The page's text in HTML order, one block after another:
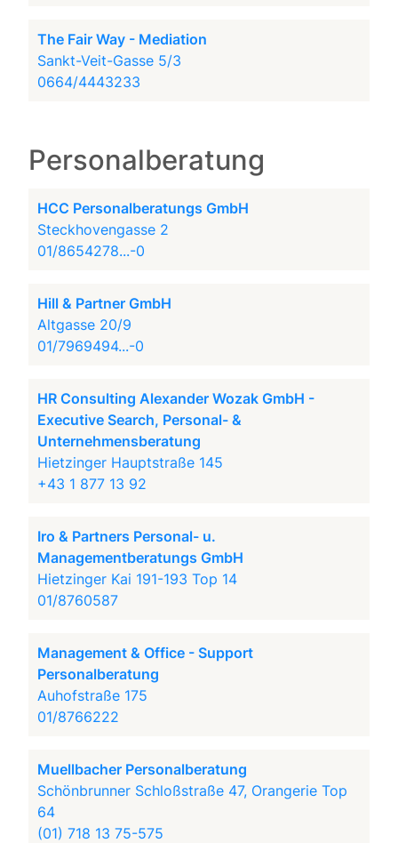
The Fair Way - Mediation
Sankt-Veit-Gasse 5/3
0664/4443233
Personalberatung
HCC Personalberatungs GmbH
Steckhovengasse 2
01/8654278...-0
Hill & Partner GmbH
Altgasse 20/9
01/7969494...-0
HR Consulting Alexander Wozak GmbH -
Executive Search, Personal- &
Unternehmensberatung
Hietzinger Hauptstraße 145
+43 1 877 13 92
Iro & Partners Personal- u.
Managementberatungs GmbH
Hietzinger Kai 191-193 Top 14
01/8760587
Management & Office - Support
Personalberatung
Auhofstraße 175
01/8766222
Muellbacher Personalberatung
Schönbrunner Schloßstraße 47, Orangerie Top
64
(01) 718 13 75-575